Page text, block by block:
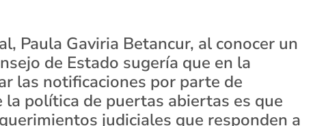
Paula Gaviria Betancur, al conocer un
de Estado sugería que en la
las notificaciones por parte de
política de puertas abiertas es que
judiciales que responden a